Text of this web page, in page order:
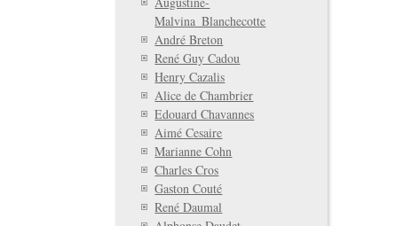
Malvina_Blanchecotte
André Breton
René Guy Cadou
Henry Cazalis
Alice de Chambrier
Edouard Chavannes
Aimé Cesaire
Marianne Cohn
Charles Cros
Gaston Couté
René Daumal